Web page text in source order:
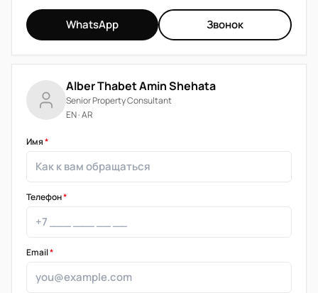
WhatsApp Звонок
Alber Thabet Amin Shehata
Senior Property Consultant
EN · AR
Имя*
Телефон*
Email*